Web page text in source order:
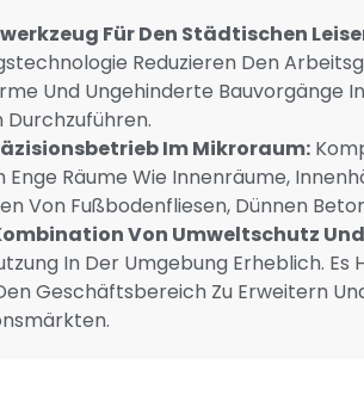
Für Den Städtischen
Reduzieren Den
Und Ungehinderte Bauvorgänge
Im Mikroraum:
Enge Räume Wie Innenräume,
Von Fußbodenfliesen, Dünnen
Von Umweltschutz
In Der Umgebung Erheblich.
Geschäftsbereich Zu Erweitern